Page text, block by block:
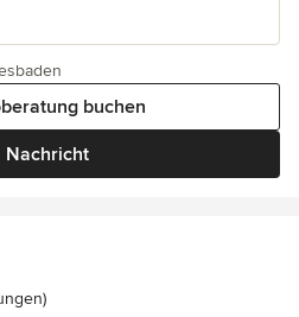
Nachricht
buchen
5 von 5 Sternen